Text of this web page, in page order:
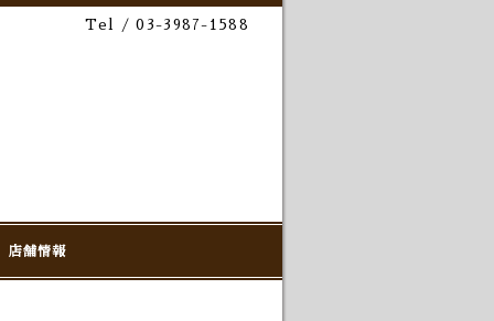
Tel / 03-3987-1588
店舗情報